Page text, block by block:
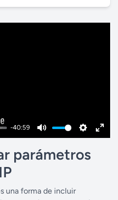
-40:59
M
u
S
e
E
parámetros
una forma de incluir